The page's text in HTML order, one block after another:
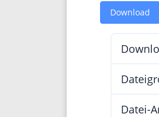
Down­load
Datei-